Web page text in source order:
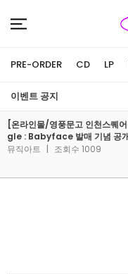
PRE-ORDER CD LP
이벤트 공지
[온라인몰/영풍문고 인천스퀘
gle : Babyface 발매 기념 공
뮤직아트 | 조회수 1009